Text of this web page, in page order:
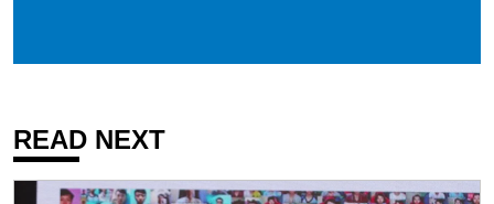
READ NEXT